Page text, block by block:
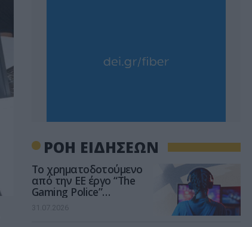
ΡΟΗ ΕΙΔΗΣΕΩΝ
Το χρηματοδοτούμενο
από την ΕΕ έργο “The
Gaming Police”
ενισχύει την ασφάλεια
των παιδιών στο
31.07.2026